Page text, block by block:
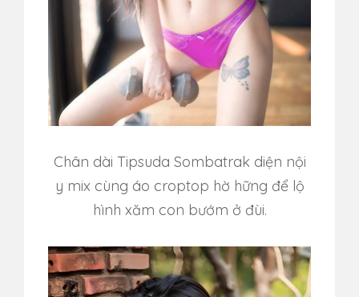
Chân dài Tipsuda Sombatrak diện nội
y mix cùng áo croptop hờ hững để lộ
hình xăm con bướm ở đùi.